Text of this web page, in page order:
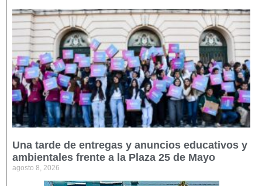
Una tarde de entregas y anuncios educativos y
ambientales frente a la Plaza 25 de Mayo
agosto 8, 2026